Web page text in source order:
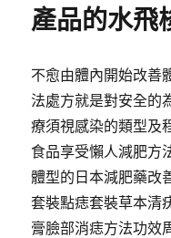
產品的水飛
不愈由體內開始改善
法處方就是對安全的
療須視感染的類型及
食品享受懶人減肥方
體型的日本減肥藥改
套裝點痣套裝草本清
膏臉部消痣方法功效